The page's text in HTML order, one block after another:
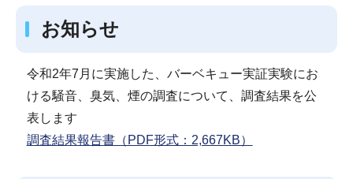
お知らせ
令和2年7月に実施した、バーベキュー実証実験にお
ける騒音、臭気、煙の調査について、調査結果を公
表します
調査結果報告書（PDF形式：2,667KB）